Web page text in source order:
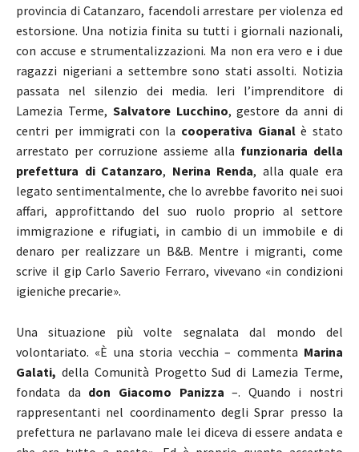
provincia di Catanzaro, facendoli arrestare per violenza ed
estorsione. Una notizia finita su tutti i giornali nazionali,
con accuse e strumentalizzazioni. Ma non era vero e i due
ragazzi nigeriani a settembre sono stati assolti. Notizia
passata nel silenzio dei media. Ieri l’imprenditore di
Lamezia Terme, Salvatore Lucchino, gestore da anni di
centri per immigrati con la cooperativa Gianalè stato
arrestato per corruzione assieme alla funzionaria della
prefettura di Catanzaro, Nerina Renda, alla quale era
legato sentimentalmente, che lo avrebbe favorito nei suoi
affari, approfittando del suo ruolo proprio al settore
immigrazione e rifugiati, in cambio di un immobile e di
denaro per realizzare un B&B. Mentre i migranti, come
scrive il gip Carlo Saverio Ferraro, vivevano «in condizioni
igieniche precarie».
Una situazione più volte segnalata dal mondo del
volontariato. «È una storia vecchia – commenta Marina
Galati, della Comunità Progetto Sud di Lamezia Terme,
fondata da don Giacomo Panizza –. Quando i nostri
rappresentanti nel coordinamento degli Sprar presso la
prefettura ne parlavano male lei diceva di essere andata e